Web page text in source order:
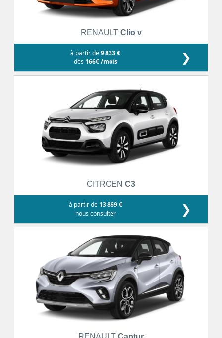
RENAULT Clio v
à partir de9 833 €
dès 166€ /mois ❯
CITROEN C3
à partir de 13 869 €
nous consulter
❯
RENAULT Captur